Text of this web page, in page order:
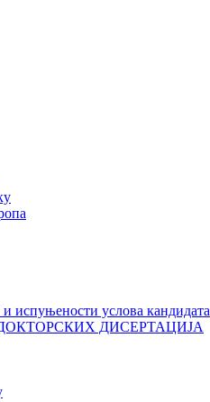
испуњености услова кандидата
ДОКТОРСКИХ ДИСЕРТАЦИЈА